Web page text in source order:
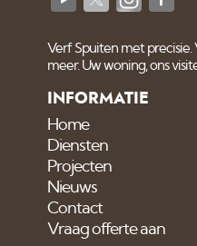
Verf Spuiten met precisie.
meer. Uw woning, ons
INFORMATIE
Home
Diensten
Projecten
Nieuws
Contact
Vraag offerte aan